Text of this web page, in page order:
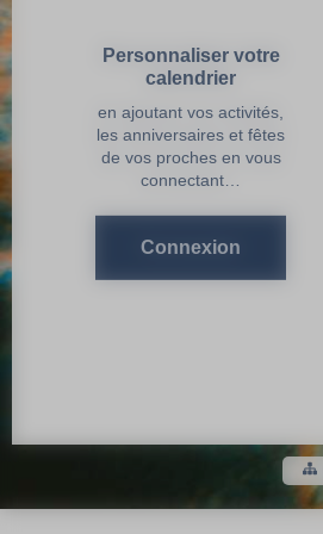
Personnaliser votre
calendrier
en ajoutant vos activités,
les anniversaires et fêtes
de vos proches en vous
connectant…
Connexion